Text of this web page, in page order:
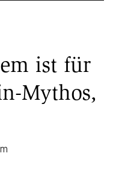
ist für
Mythos,